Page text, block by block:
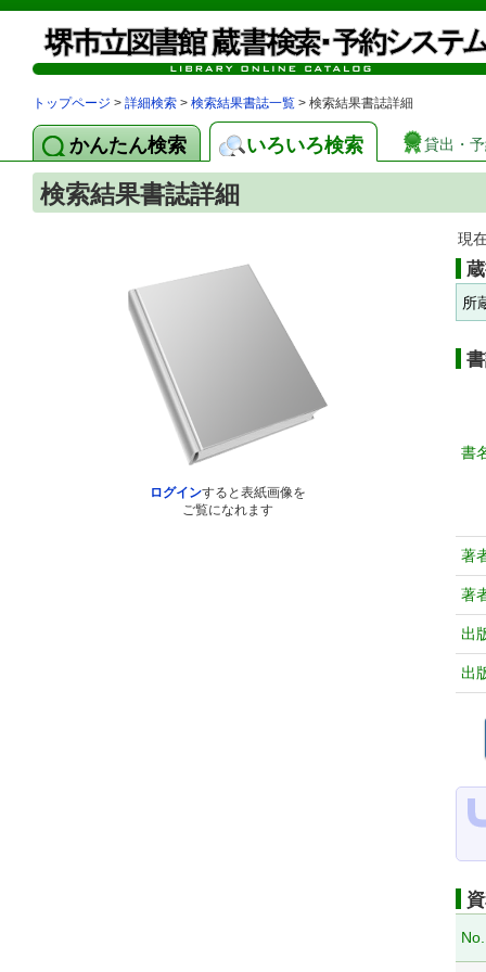
トップページ > 詳細検索 > 検索結果書誌一覧 > 検索結果書誌詳細
かんたん検索 いろいろ検索 貸出・
検索結果書誌詳細
ログインすると表紙画像を
ご覧になれます
現
所
書
著
著
出
出
No.